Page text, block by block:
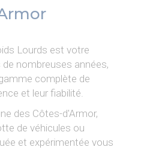
Lourds est votre
nombreuses années,
complète de
et leur fiabilité.
des Côtes-d'Armor,
de véhicules ou
et expérimentée vous